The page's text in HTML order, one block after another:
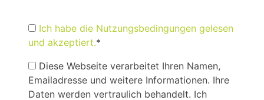
Ich habe die Nutzungsbedingungen gelesen
und akzeptiert.*
Diese Webseite verarbeitet Ihren Namen,
Emailadresse und weitere Informationen. Ihre
Daten werden vertraulich behandelt. Ich